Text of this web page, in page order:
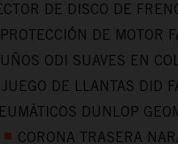
DE DISCO DE
PROTECCIÓN DE MOTOR
ODI SUAVES EN
JUEGO DE LLANTAS DID
DUNLOP
CORONA TRASERA